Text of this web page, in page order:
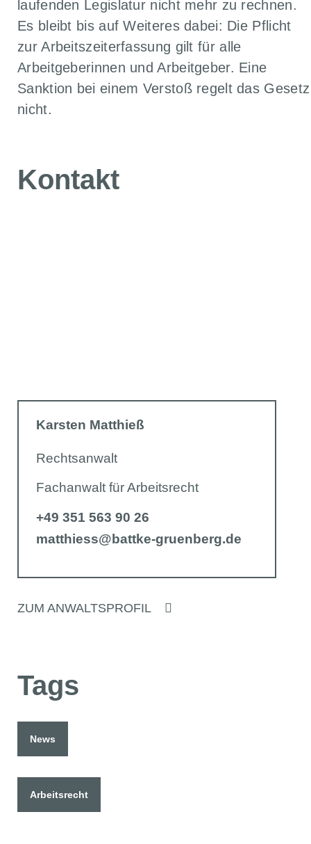
laufenden Legislatur nicht mehr zu rechnen.
Es bleibt bis auf Weiteres dabei: Die Pflicht
zur Arbeitszeiterfassung gilt für alle
Arbeitgeberinnen und Arbeitgeber. Eine
Sanktion bei einem Verstoß regelt das Gesetz
nicht.
Kontakt
Karsten Matthieß
Rechtsanwalt
Fachanwalt für Arbeitsrecht
+49 351 563 90 26
matthiess@battke-gruenberg.de
ZUM ANWALTSPROFIL
Tags
News
Arbeitsrecht